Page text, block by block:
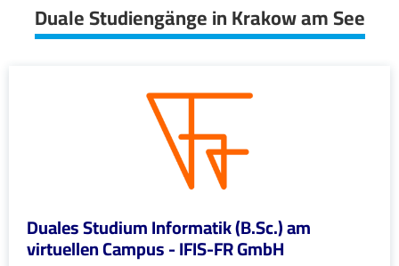
Duale Studiengänge in Krakow am See
Duales Studium Informatik (B.Sc.) am
virtuellen Campus - IFIS-FR GmbH